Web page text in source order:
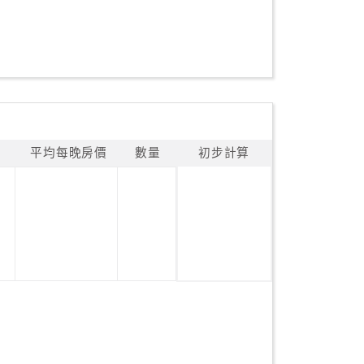
平均每晚房價 數量 初步計算